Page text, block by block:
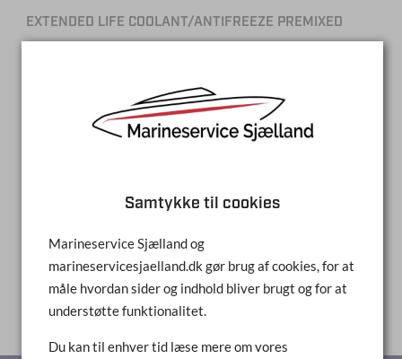
EXTENDED LIFE COOLANT/ANTIFREEZE PREMIXED
SAMMENLIGN
LÆS MERE
1
Samtykke til cookies
Marineservice Sjælland og
marineservicesjaelland.dk gør brug af cookies, for at
måle hvordan sider og indhold bliver brugt og for at
understøtte funktionalitet.
Du kan til enhver tid læse mere om vores